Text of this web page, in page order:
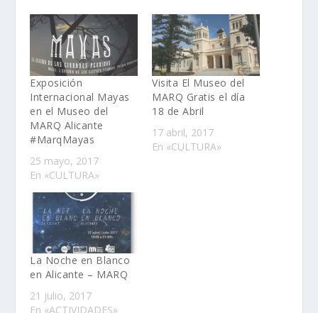
Exposición
Internacional Mayas
en el Museo del
MARQ Alicante
#MarqMayas
25 mayo, 2017
En «CULTURA»
Visita El Museo del
MARQ Gratis el día
18 de Abril
17 abril, 2017
En «CULTURA»
La Noche en Blanco
en Alicante – MARQ
21 julio, 2017
En «ACTIVIDADES»